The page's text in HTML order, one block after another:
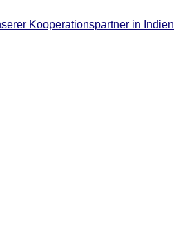
Kooperationspartner in Indien